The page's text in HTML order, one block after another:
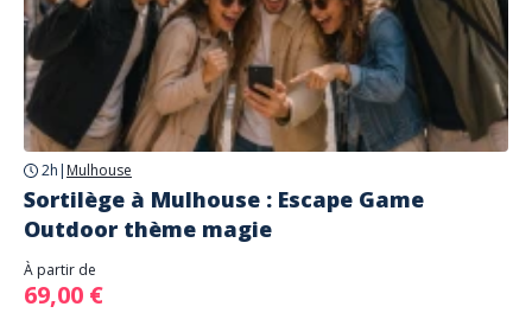
2h | Mulhouse
Sortilège à Mulhouse : Escape Game
Outdoor thème magie
À partir de
69,00 €